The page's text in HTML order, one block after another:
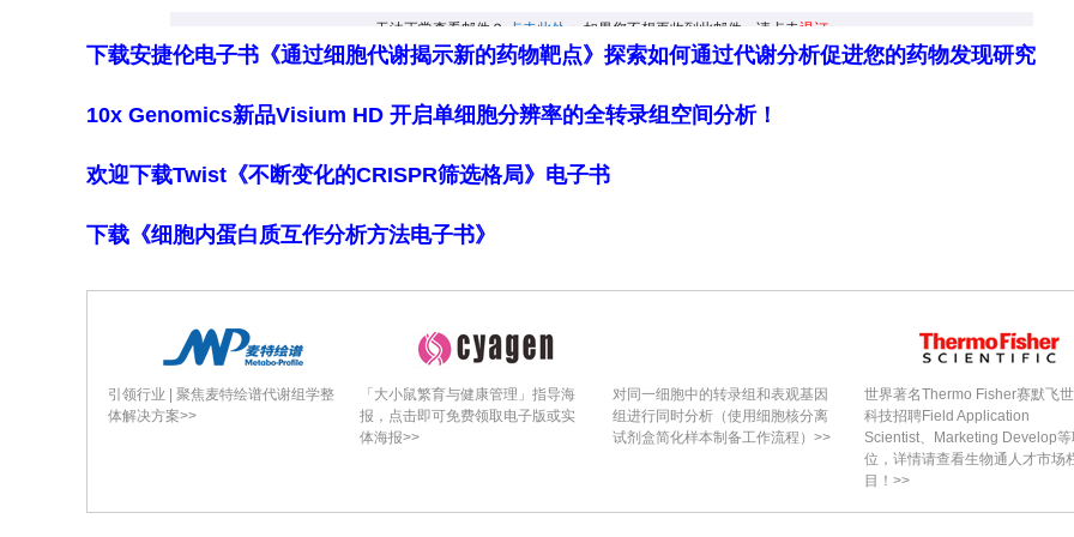
**研究结果**
能障碍发生率最高，左前（LA）半规管达21%，右前（RA）为8%。双侧SCDS患者的RA增
耦联效应。
究（Curthoys等）已证明其灵敏度和特异度均为100%，证实I型感觉细胞完整且高反应性，
除感觉上皮损伤致vHIT增益降低的可能。
3. **vHIT–oVEMP解离的实例**：两例代表性病例分别展示了在左上半规管裂中，一例vHIT
显示左前管假性功能减退（增益0.6）但oVEMP增强；另一例vHIT增益正常，但oVEMP在
下载安捷伦电子书《通过细胞代谢揭示新的药物靶点》探索如何通过代谢分析促进您的药物发现研究
10x Genomics新品Visium HD 开启单细胞分辨率的全转录组空间分析！
欢迎下载Twist《不断变化的CRISPR筛选格局》电子书
下载《细胞内蛋白质互作分析方法电子书》
引领行业 | 聚焦麦特绘谱代谢组学整
体解决方案>>
「大小鼠繁育与健康管理」指导海
报，点击即可免费领取电子版或实
体海报>>
对同一细胞中的转录组和表观基因
组进行同时分析（使用细胞核分离
试剂盒简化样本制备工作流程）>>
世界著名Thermo Fisher赛默飞
科技招聘Field Application
Scientist、Marketing Develop等
位，详情请查看生物通人才市场
目！>>